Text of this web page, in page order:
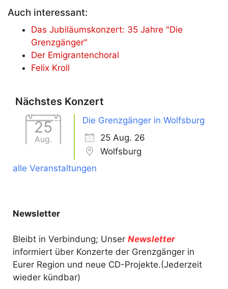
Auch interessant:
Das Jubiläumskonzert: 35 Jahre "Die
Grenzgänger"
Der Emigrantenchoral
Felix Kroll
Nächstes Konzert
25
Aug.
Die Grenzgänger in Wolfsburg
25 Aug. 26
Wolfsburg
alle Veranstaltungen
Newsletter
Bleibt in Verbindung; Unser Newsletter
informiert über Konzerte der Grenzgänger in
Eurer Region und neue CD-Projekte.(Jederzeit
wieder kündbar)